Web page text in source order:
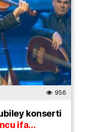
956
konserti
ifa…